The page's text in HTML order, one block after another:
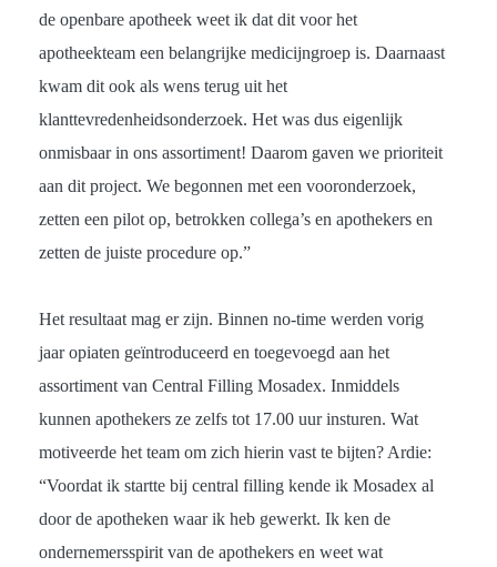
de openbare apotheek weet ik dat dit voor het
apotheekteam een belangrijke medicijngroep is. Daarnaast
kwam dit ook als wens terug uit het
klanttevredenheidsonderzoek. Het was dus eigenlijk
onmisbaar in ons assortiment! Daarom gaven we prioriteit
aan dit project. We begonnen met een vooronderzoek,
zetten een pilot op, betrokken collega’s en apothekers en
zetten de juiste procedure op.”
Het resultaat mag er zijn. Binnen no-time werden vorig
jaar opiaten geïntroduceerd en toegevoegd aan het
assortiment van Central Filling Mosadex. Inmiddels
kunnen apothekers ze zelfs tot 17.00 uur insturen. Wat
motiveerde het team om zich hierin vast te bijten? Ardie:
“Voordat ik startte bij central filling kende ik Mosadex al
door de apotheken waar ik heb gewerkt. Ik ken de
ondernemersspirit van de apothekers en weet wat